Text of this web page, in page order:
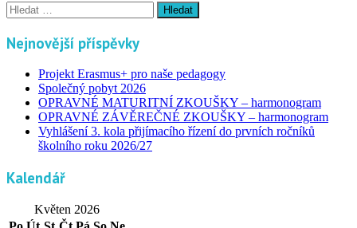
Vyhledávání
Nejnovější příspěvky
Projekt Erasmus+ pro naše pedagogy
Společný pobyt 2026
OPRAVNÉ MATURITNÍ ZKOUŠKY – harmonogram
OPRAVNÉ ZÁVĚREČNÉ ZKOUŠKY – harmonogram
Vyhlášení 3. kola přijímacího řízení do prvních ročníků
školního roku 2026/27
Kalendář
Květen 2026